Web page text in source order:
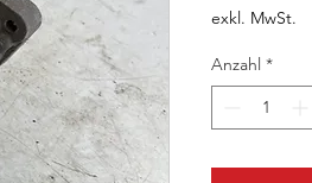
exkl. MwSt.
Anzahl *